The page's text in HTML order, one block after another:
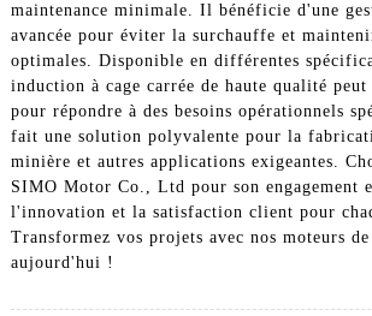
maintenance minimale. Il bénéficie d'une
avancée pour éviter la surchauffe et
optimales. Disponible en différentes
induction à cage carrée de haute qualité peut
pour répondre à des besoins opérationnels
fait une solution polyvalente pour la
minière et autres applications exigeantes.
SIMO Motor Co., Ltd pour son engagement
l'innovation et la satisfaction client pour
Transformez vos projets avec nos moteurs
aujourd'hui !